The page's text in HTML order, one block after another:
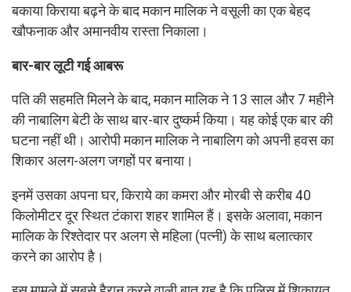
बकाया किराया बढ़ने के बाद मकान मालिक ने वसूली का एक बेहद
खौफनाक और अमानवीय रास्ता निकाला।
बार-बार लूटी गई आबरू
पति की सहमति मिलने के बाद, मकान मालिक ने 13 साल और 7 महीने
की नाबालिग बेटी के साथ बार-बार दुष्कर्म किया। यह कोई एक बार की
घटना नहीं थी। आरोपी मकान मालिक ने नाबालिग को अपनी हवस का
शिकार अलग-अलग जगहों पर बनाया।
इनमें उसका अपना घर, किराये का कमरा और मोरबी से करीब 40
किलोमीटर दूर स्थित टंकारा शहर शामिल हैं। इसके अलावा, मकान
मालिक के रिश्तेदार पर अलग से महिला (पत्नी) के साथ बलात्कार
करने का आरोप है।